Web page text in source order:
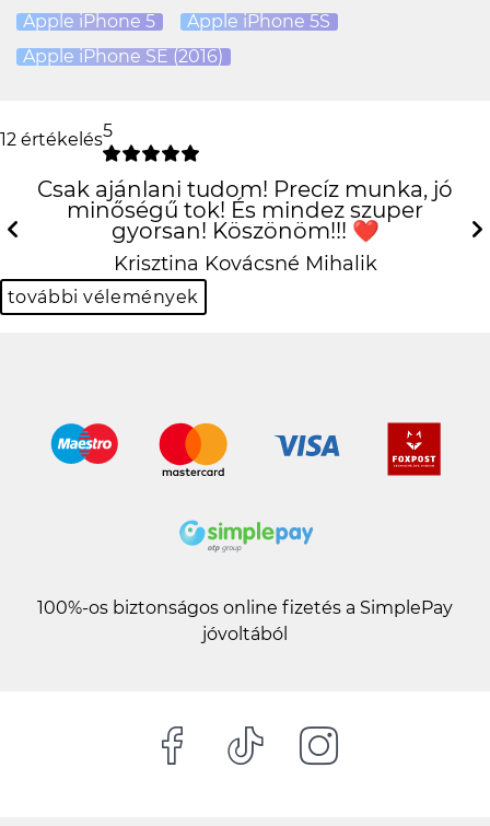
Apple iPhone 5
Apple iPhone 5S
Apple iPhone SE (2016)
12 értékelés5
Csak ajánlani tudom! Precíz munka, jó
minőségű tok! És mindez szuper
gyorsan! Köszönöm!!! ❤️
Krisztina Kovácsné Mihalik
további vélemények
100%-os biztonságos online fizetés a SimplePay